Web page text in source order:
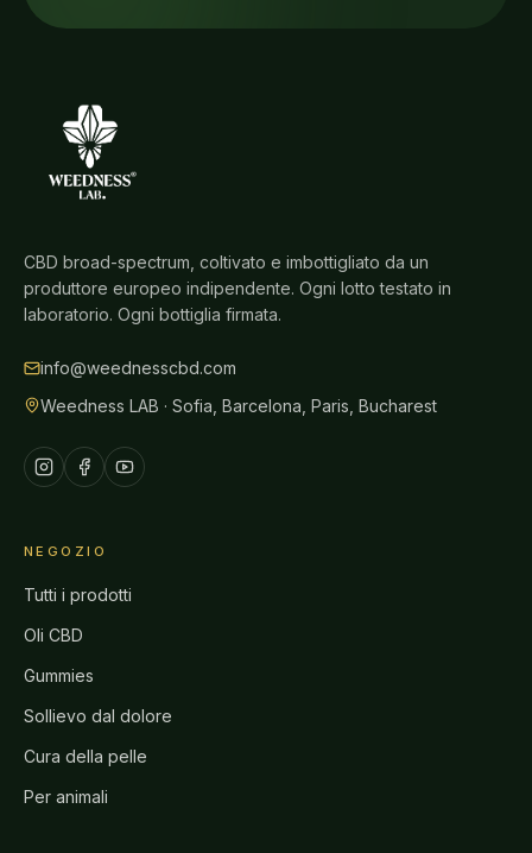
CBD broad-spectrum, coltivato e imbottigliato da un
produttore europeo indipendente. Ogni lotto testato in
laboratorio. Ogni bottiglia firmata.
info@weednesscbd.com
Weedness LAB · Sofia, Barcelona, Paris, Bucharest
NEGOZIO
Tutti i prodotti
Oli CBD
Gummies
Sollievo dal dolore
Cura della pelle
Per animali